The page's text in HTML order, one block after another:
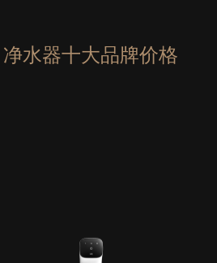
净水器十大品牌价格